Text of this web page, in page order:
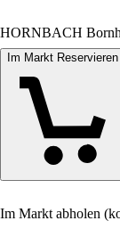
HORNBACH
Im Markt Reservieren
Im Markt abholen